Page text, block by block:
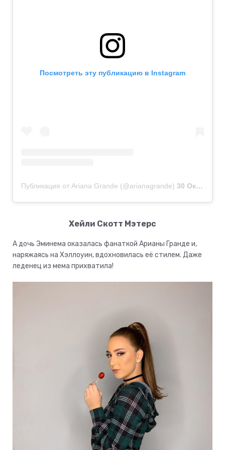
Посмотреть эту публикацию в Instagram
Публикация от Ariana Grande (@arianagrande) 30 Окт 2019 в 3:16 PDT
Хейли Скотт Мэтерс
А дочь Эминема оказалась фанаткой Арианы Гранде и,
наряжаясь на Хэллоуин, вдохновилась её стилем. Даже
леденец из мема прихватила!